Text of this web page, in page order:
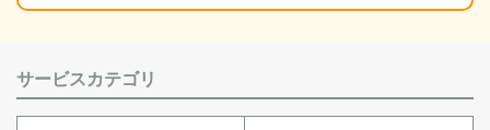
サービスカテゴリ